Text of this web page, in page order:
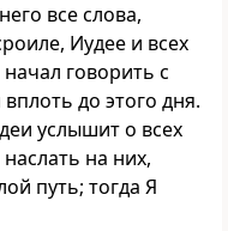
все слова,
Иудее и всех
говорить с
до этого дня.
услышит о всех
на них,
путь; тогда Я